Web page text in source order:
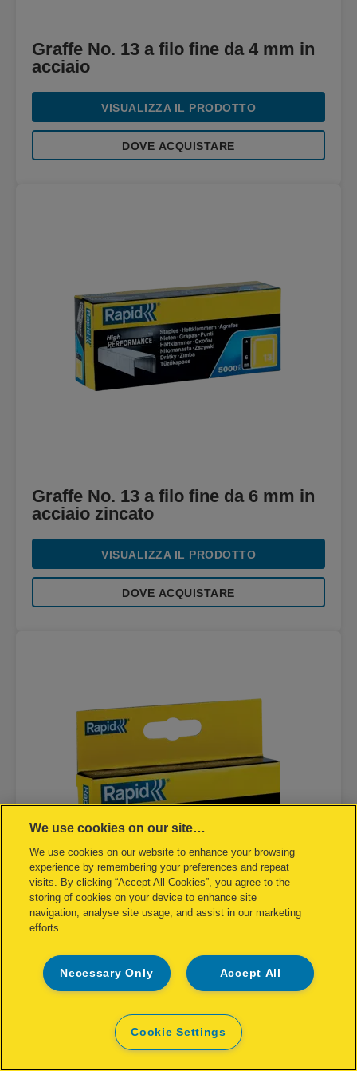
Graffe No. 13 a filo fine da 4 mm in
acciaio
VISUALIZZA IL PRODOTTO
DOVE ACQUISTARE
Graffe No. 13 a filo fine da 6 mm in
acciaio zincato
VISUALIZZA IL PRODOTTO
DOVE ACQUISTARE
acciaio
DOVE ACQUISTARE
We use cookies on our site…
We use cookies on our website to enhance your browsing
experience by remembering your preferences and repeat
visits. By clicking “Accept All Cookies”, you agree to the
storing of cookies on your device to enhance site
navigation, analyse site usage, and assist in our marketing
efforts.
Accept All
Necessary Only
Cookie Settings